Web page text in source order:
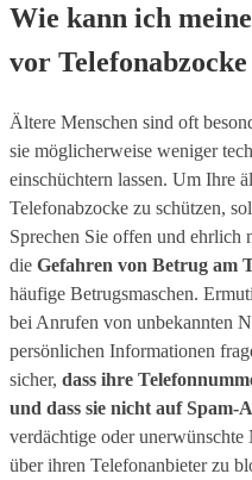
Wie kann ich
vor Telefonabzocke
Ältere Menschen sind oft
sie möglicherweise weniger
einschüchtern lassen. Um Ihre
Telefonabzocke zu schützen,
Sprechen Sie offen und ehrlich
die Gefahren von Betrug am
häufige Betrugsmaschen.
bei Anrufen von unbekannten
persönlichen Informationen
sicher, dass ihre
und dass sie nicht auf Spam-
verdächtige oder
über ihren Telefonanbieter zu